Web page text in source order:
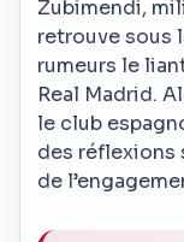
Zubimendi,
retrouve sous
rumeurs le
Real Madrid.
le club
des réflexions
de